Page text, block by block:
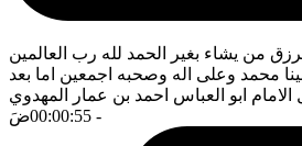
من يشاء بغير الحمد لله رب العالمين
محمد وعلى اله وصحبه اجمعين اما بعد
الامام ابو العباس احمد بن عمار المهدوي
- 00:00:55
ضَ